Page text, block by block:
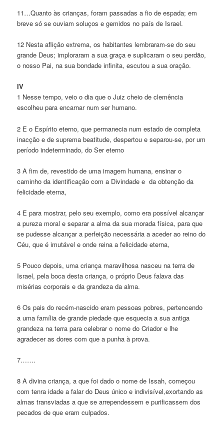
11…Quanto às crianças, foram passadas a fio de espada; em
breve só se ouviam soluços e gemidos no país de Israel.
12 Nesta aflição extrema, os habitantes lembraram-se do seu
grande Deus; imploraram a sua graça e suplicaram o seu perdão,
o nosso Pai, na sua bondade infinita, escutou a sua oração.
IV
1 Nesse tempo, veio o dia que o Juiz cheio de clemência
escolheu para encarnar num ser humano.
2 E o Espírito eterno, que permanecia num estado de completa
inacção e de suprema beatitude, despertou e separou-se, por um
período indeterminado, do Ser eterno
3 A fim de, revestido de uma imagem humana, ensinar o
caminho da identificação com a Divindade e da obtenção da
felicidade eterna,
4 E para mostrar, pelo seu exemplo, como era possível alcançar
a pureza moral e separar a alma da sua morada física, para que
se pudesse alcançar a perfeição necessária a aceder ao reino do
Céu, que é imutável e onde reina a felicidade eterna,
5 Pouco depois, uma criança maravilhosa nasceu na terra de
Israel, pela boca desta criança, o próprio Deus falava das
misérias corporais e da grandeza da alma.
6 Os pais do recém-nascido eram pessoas pobres, pertencendo
a uma família de grande piedade que esquecia a sua antiga
grandeza na terra para celebrar o nome do Criador e lhe
agradecer as dores com que a punha à prova.
7…….
8 A divina criança, a que foi dado o nome de Issah, começou
com tenra idade a falar do Deus único e indivisível,exortando as
almas transviadas a que se arrependessem e purificassem dos
pecados de que eram culpados.